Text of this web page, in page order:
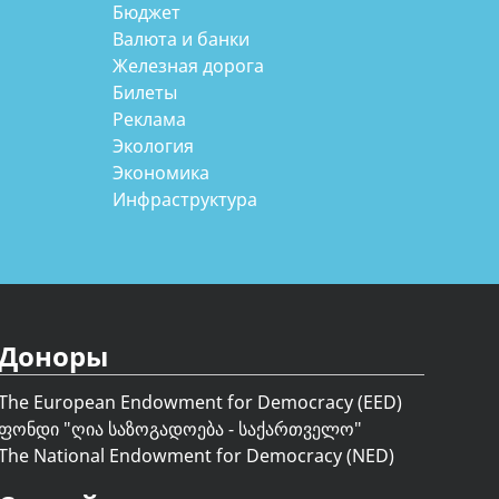
Бюджет
Валюта и банки
Железная дорога
Билеты
Реклама
Экология
Экономика
Инфраструктура
European Endowment for Democracy (EED)
"ღია საზოგადოება - საქართველო"
National Endowment for Democracy (NED)